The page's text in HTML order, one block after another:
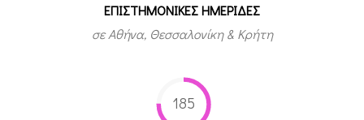
ΕΠΙΣΤΗΜΟΝΙΚΕΣ ΗΜΕΡΙΔΕΣ
σε Αθήνα, Θεσσαλονίκη & Κρήτη
185